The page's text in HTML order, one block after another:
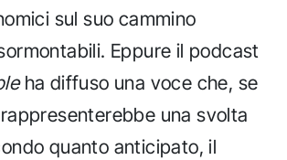
sul suo cammino
Eppure il podcast
ha diffuso una voce che, se
una svolta
quanto anticipato, il